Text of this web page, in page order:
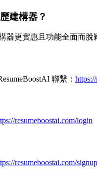
建構器？
器更實惠且功能全面而
聯繫：
resumeboostai.com/login
resumeboostai.com/signup